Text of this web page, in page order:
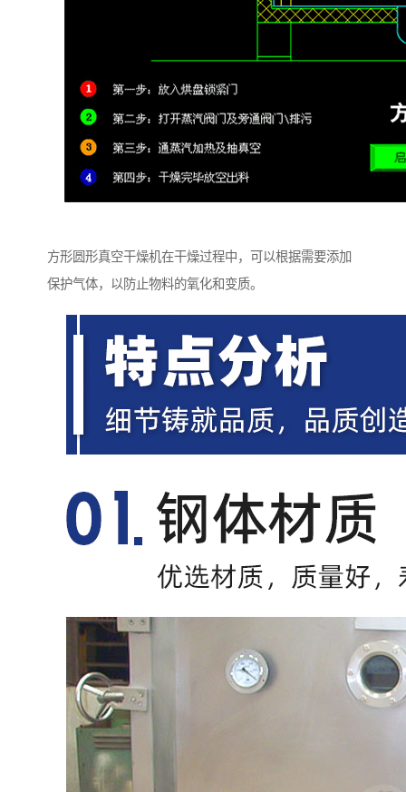
方形圆形真空干燥机在干燥过程中，可以根据需要添加
保护气体，以防止物料的氧化和变质。